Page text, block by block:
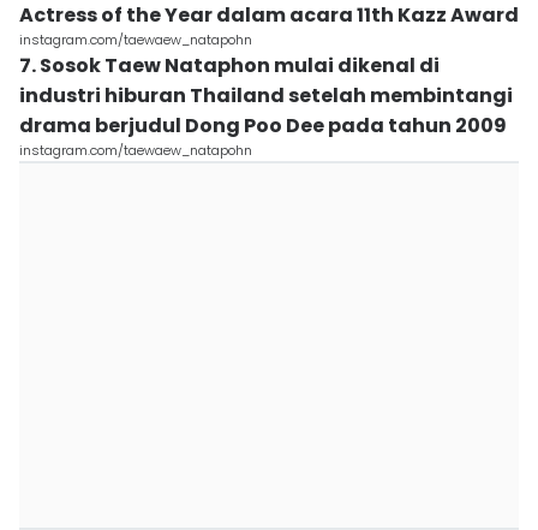
Actress of the Year dalam acara 11th Kazz Award
instagram.com/taewaew_natapohn
7. Sosok Taew Nataphon mulai dikenal di
industri hiburan Thailand setelah membintangi
drama berjudul Dong Poo Dee pada tahun 2009
instagram.com/taewaew_natapohn